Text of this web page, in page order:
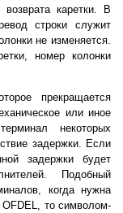
каретки. В
строки служит
не изменяется.
номер колонки
прекращается
или иное
некоторых
задержки. Если
задержки будет
Подобный
когда нужна
то символом-